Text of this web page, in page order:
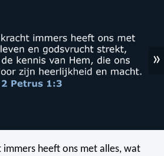
»
immers heeft ons met alles, wat